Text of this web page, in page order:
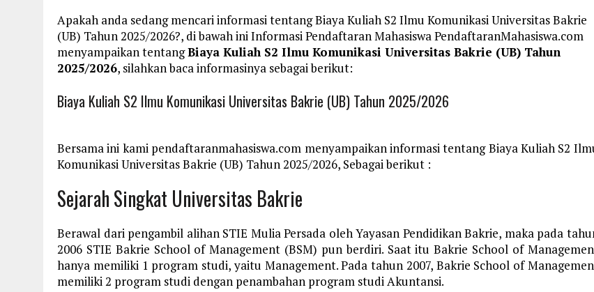
Apakah anda sedang mencari informasi tentang Biaya Kuliah S2 Ilmu Komunikasi Universitas Bakrie
(UB) Tahun 2025/2026?, di bawah ini Informasi Pendaftaran Mahasiswa PendaftaranMahasiswa.com
menyampaikan tentangBiaya Kuliah S2 Ilmu Komunikasi Universitas Bakrie (UB) Tahun
2025/2026, silahkan baca informasinya sebagai berikut:
Biaya Kuliah S2 Ilmu Komunikasi Universitas Bakrie (UB) Tahun 2025/2026
Bersama ini kami pendaftaranmahasiswa.com menyampaikan informasi tentang Biaya Kuliah S2
Komunikasi Universitas Bakrie (UB) Tahun 2025/2026, Sebagai berikut :
Sejarah Singkat Universitas Bakrie
Berawal dari pengambil alihan STIE Mulia Persada oleh Yayasan Pendidikan Bakrie, maka pada
2006 STIE Bakrie School of Management (BSM) pun berdiri. Saat itu Bakrie School of
hanya memiliki 1 program studi, yaitu Management. Pada tahun 2007, Bakrie School of
memiliki 2 program studi dengan penambahan program studi Akuntansi.